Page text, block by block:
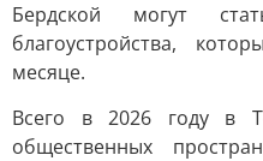
Бердской могут
благоустройства,
месяце.
Всего в 2026 году в
общественных